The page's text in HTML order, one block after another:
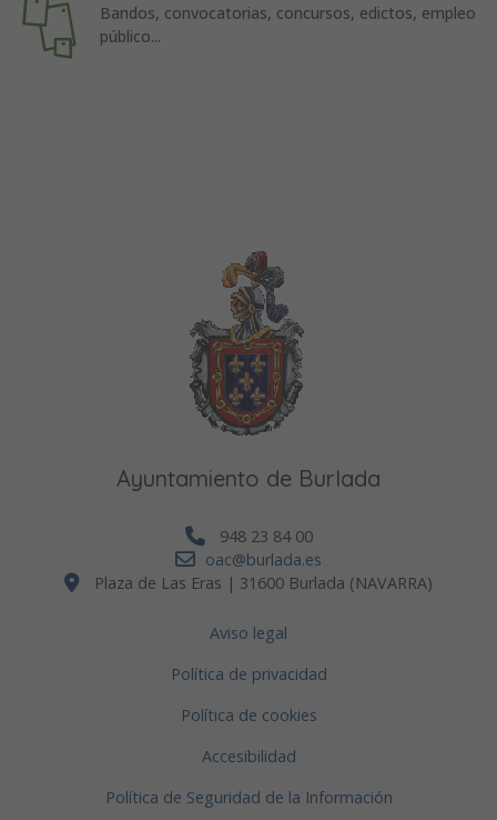
Bandos, convocatorias, concursos, edictos, empleo
público...
Ayuntamiento de Burlada
948 23 84 00
oac@burlada.es
Plaza de Las Eras | 31600 Burlada (NAVARRA)
Aviso legal
Política de privacidad
Política de cookies
Accesibilidad
Política de Seguridad de la Información